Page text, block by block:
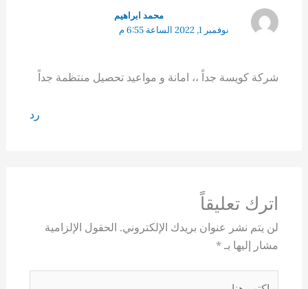
محمد ابراهيم
نوفمبر 1, 2022 الساعة 6:55 م
شركة كويسة جداً ،، امانة و مواعيد تحصيل منتظمة جداً
رد
اترك تعليقاً
لن يتم نشر عنوان بريدك الإلكتروني. الحقول الإلزامية
مشار إليها بـ *